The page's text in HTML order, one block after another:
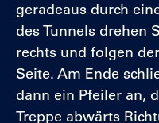
geradeaus durch
des Tunnels drehen
rechts und folgen
Seite. Am Ende
dann ein Pfeiler an,
Treppe abwärts